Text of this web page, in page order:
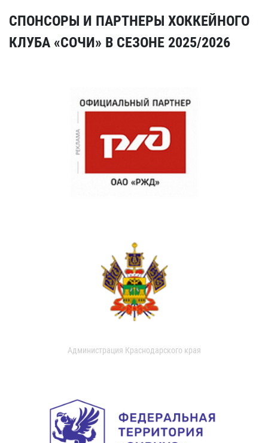
СПОНСОРЫ И ПАРТНЕРЫ ХОККЕЙНОГО
КЛУБА «СОЧИ» В СЕЗОНЕ 2025/2026
Администрация Краснодарского края